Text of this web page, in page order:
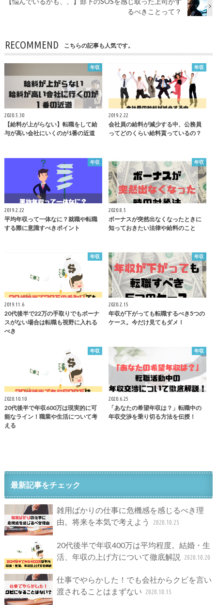
るべきことって？
RECOMMEND こちらの記事も人気です。
年収
2020.5.30
【給料が上がらない】転職をして給
与が高い会社にいくのが1番の近道
年収
2019.2.22
会社員の給料が減少する中、公務員
ってどのくらい給料貰っているの？
年収
2019.2.22
平均年収って一体なに？就職や転職
する際に意識すべきポイント
年収
2020.8.5
ボーナスが突然出なくなったときに
知っておきたい法律や給料のこと
年収
2019.11.6
20代後半で22万の手取りでもボーナ
スがない場合は転職も視野に入れる
べき
年収
2020.2.15
年収が下がっても転職するべき5つの
ケース。今だけ見てもダメ！
年収
2020.10.10
20代後半で年収600万は現実的に可
能なライン！職業や生活について考
える
年収
2020.6.25
「あなたの希望年収は？」転職中の
年収交渉を乗り切る方法を伝授！
最新記事をチェック
雑用ばかりの仕事に危機感を感じるべき理
由。将来を本気で考えよう
2020.10.25
20代後半で年収400万は平均程度。結婚・生
活、年収の上げ方について徹底解説
2020.10.20
仕事でやらかした！でも会社からクビを言い
渡されることはまずない 2020.10.15